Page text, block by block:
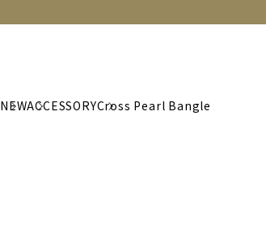
NEWACCESSORYCross Pearl Bangle